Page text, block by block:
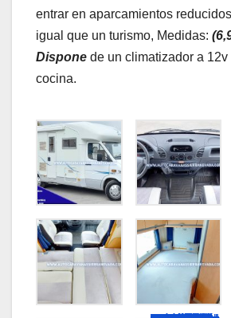
entrar en aparcamientos
igual que un turismo, Medidas: (
Dispone de un climatizador a
cocina.